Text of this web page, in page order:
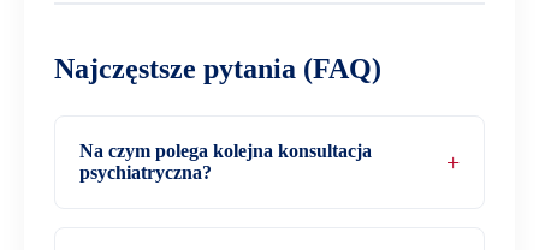
Najczęstsze pytania (FAQ)
Na czym polega kolejna konsultacja
psychiatryczna?